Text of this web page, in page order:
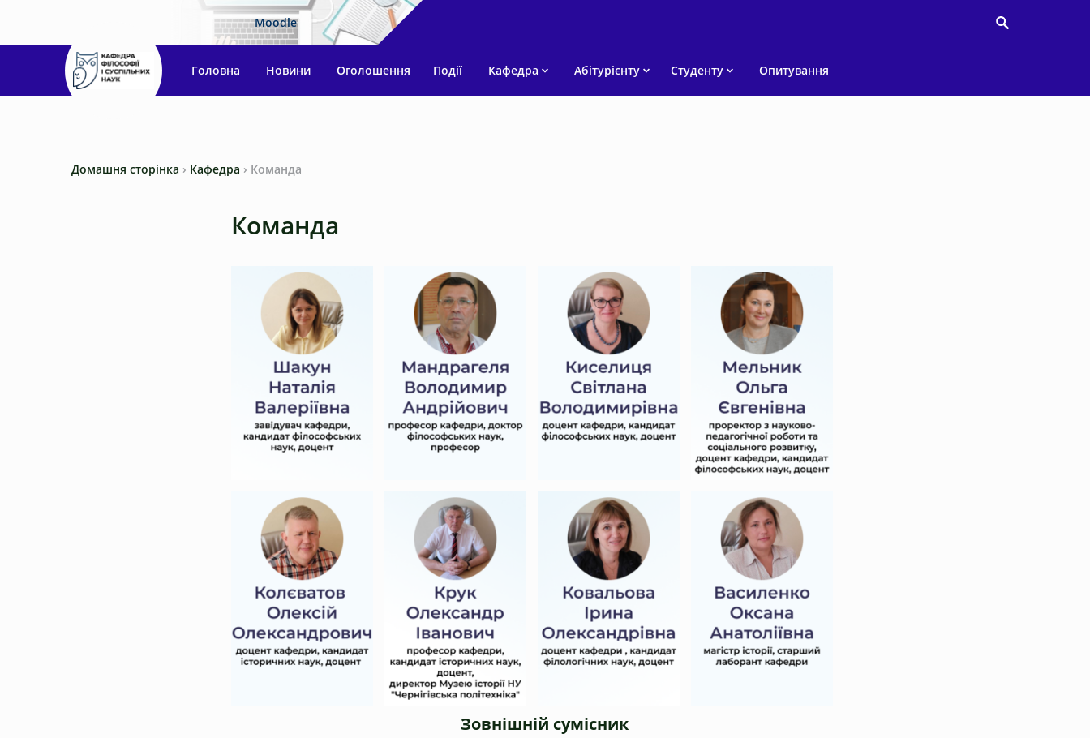
Moodle
Головна Новини Оголошення Події Кафедра Абітурієнту Студенту Опитування
Домашня сторінка › Кафедра › Команда
Команда
Зовнішній сумісник